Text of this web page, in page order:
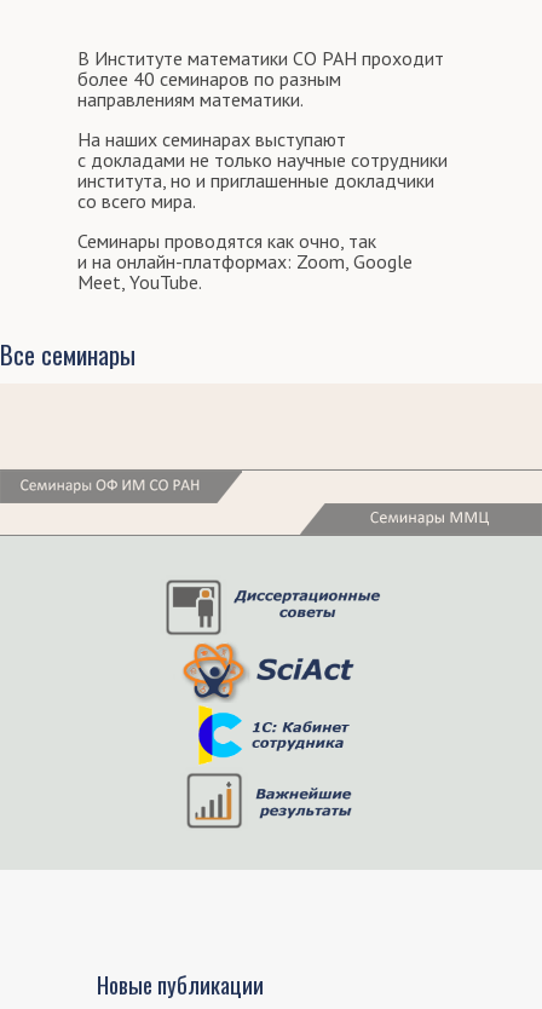
В Институте математики СО РАН проходит
более 40 семинаров по разным
направлениям математики.
На наших семинарах выступают
с докладами не только научные сотрудники
института, но и приглашенные докладчики
со всего мира.
Семинары проводятся как очно, так
и на онлайн-платформах: Zoom, Google
Meet, YouTube.
Все семинары
Новые публикации